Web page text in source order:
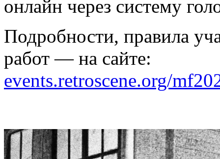
онлайн через систему
Подробности, правила
работ — на сайте:
events.retroscene.org/